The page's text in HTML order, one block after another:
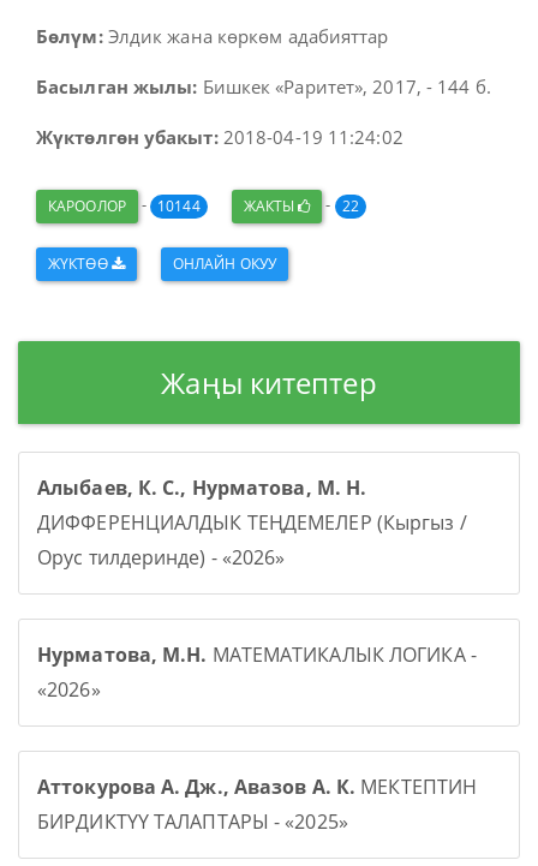
Бөлүм:Элдик жана көркөм адабияттар
Басылган жылы: Бишкек «Раритет», 2017, - 144 б.
Жүктөлгөн убакыт:2018-04-19 11:24:02
КАРООЛОР - 10144 ЖАКТЫ - 22
ЖҮКТӨӨ ОНЛАЙН ОКУУ
Жаңы китептер
Алыбаев, К. С., Нурматова, М. Н.
ДИФФЕРЕНЦИАЛДЫК ТЕҢДЕМЕЛЕР (Кыргыз /
Орус тилдеринде) - «2026»
Нурматова, М.Н. МАТЕМАТИКАЛЫК ЛОГИКА -
«2026»
Аттокурова А. Дж., Авазов А. К. МЕКТЕПТИН
БИРДИКТҮҮ ТАЛАПТАРЫ - «2025»